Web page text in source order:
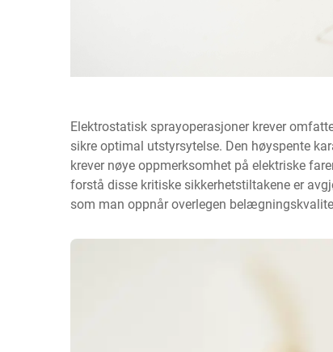
Elektrostatisk sprayoperasjoner krever
sikre optimal utstyrsytelse. Den høyspente
krever nøye oppmerksomhet på elektriske
forstå disse kritiske sikkerhetstiltakene er
som man oppnår overlegen